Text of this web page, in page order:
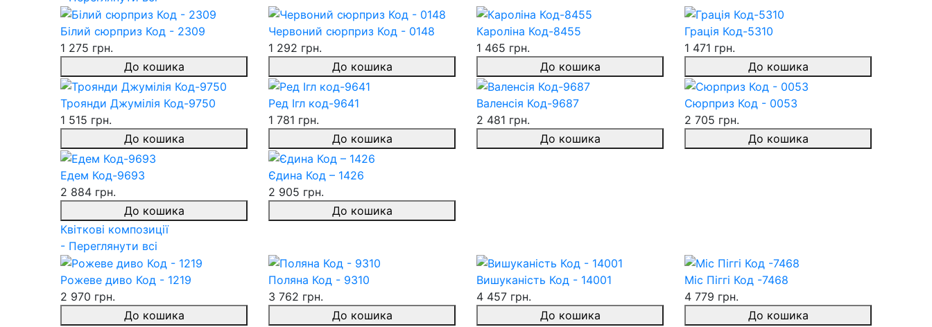
Білий сюрприз Код - 2309
1 275 грн.
До кошика
Червоний сюрприз Код - 0148
1 292 грн.
До кошика
Кароліна Код-8455
1 465 грн.
До кошика
Грація Код-5310
1 471 грн.
До кошика
Троянди Джумілія Код-9750
1 515 грн.
До кошика
Ред Ігл код-9641
1 781 грн.
До кошика
Валенсія Код-9687
2 481 грн.
До кошика
Сюрприз Код - 0053
2 705 грн.
До кошика
Едем Код-9693
2 884 грн.
До кошика
Єдина Код – 1426
2 905 грн.
До кошика
Квіткові композиції
- Переглянути всі
Рожеве диво Код - 1219
2 970 грн.
До кошика
Поляна Код - 9310
3 762 грн.
До кошика
Вишуканість Код - 14001
4 457 грн.
До кошика
Міс Піггі Код -7468
4 779 грн.
До кошика